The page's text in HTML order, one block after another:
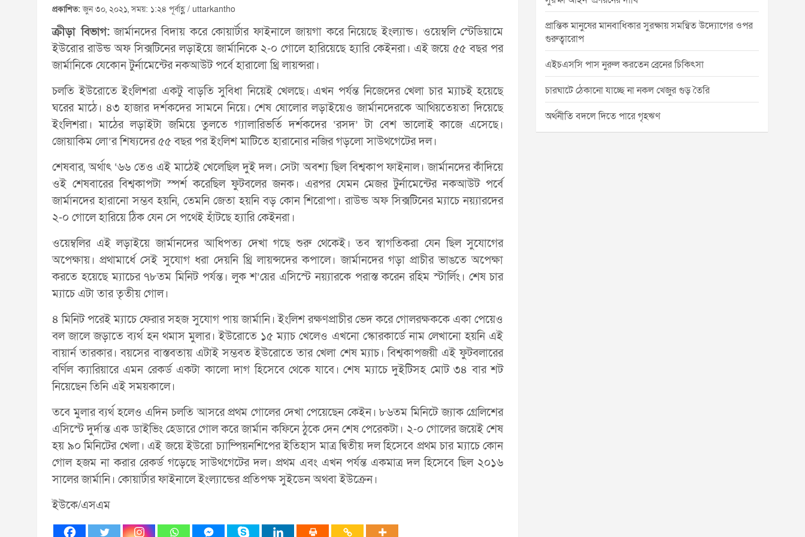
প্রকাশিত:জুন ৩০, ২০২১, সময়: ১:২৪ পূর্বাহ্ণ / uttarkantho
ক্রীড়া বিভাগ:জার্মানদের বিদায় করে কোয়ার্টার ফাইনালে জায়গা করে নিয়েছে ইংল্যান্ড। ওয়েম্বলি স্টেডিয়ামে
ইউরোর রাউন্ড অফ সিক্সটিনের লড়াইয়ে জার্মানিকে ২-০ গোলে হারিয়েছে হ্যারি কেইনরা। এই জয়ে ৫৫ বছর পর
জার্মানিকে যেকোন টুর্নামেন্টের নকআউট পর্বে হারালো থ্রি লায়ন্সরা।
চলতি ইউরোতে ইংলিশরা একটু বাড়তি সুবিধা নিয়েই খেলছে। এখন পর্যন্ত নিজেদের খেলা চার ম্যাচই হয়েছে
ঘরের মাঠে। ৪৩ হাজার দর্শকদের সামনে নিয়ে। শেষ ষোলোর লড়াইয়েও জার্মানদেরকে আথিয়তেয়তা দিয়েছে
ইংলিশরা। মাঠের লড়াইটা জমিয়ে তুলতে গ্যালারিভর্তি দর্শকদের ‘রসদ’ টা বেশ ভালোই কাজে এসেছে।
জোয়াকিম লো’র শিষ্যদের ৫৫ বছর পর ইংলিশ মাটিতে হারানোর নজির গড়লো সাউথগেটের দল।
শেষবার, অর্থাৎ ‘৬৬ তেও এই মাঠেই খেলেছিল দুই দল। সেটা অবশ্য ছিল বিশ্বকাপ ফাইনাল। জার্মানদের কাঁদিয়ে
ওই শেষবারের বিশ্বকাপটা স্পর্শ করেছিল ফুটবলের জনক। এরপর যেমন মেজর টুর্নামেন্টের নকআউট পর্বে
জার্মানদের হারানো সম্ভব হয়নি, তেমনি জেতা হয়নি বড় কোন শিরোপা। রাউন্ড অফ সিক্সটিনের ম্যাচে নয়্যারদের
২-০ গোলে হারিয়ে ঠিক যেন সে পথেই হাঁটছে হ্যারি কেইনরা।
ওয়েম্বলির এই লড়াইয়ে জার্মানদের আধিপত্য দেখা গছে শুরু থেকেই। তব স্বাগতিকরা যেন ছিল সুযোগের
অপেক্ষায়। প্রথামার্ধে সেই সুযোগ ধরা দেয়নি থ্রি লায়ন্সদের কপালে। জার্মানদের গড়া প্রাচীর ভাঙতে অপেক্ষা
করতে হয়েছে ম্যাচের ৭৮তম মিনিট পর্যন্ত। লুক শ’য়ের এসিস্টে নয়্যারকে পরাস্ত করেন রহিম স্টার্লিং। শেষ চার
ম্যাচে এটা তার তৃতীয় গোল।
৪ মিনিট পরেই ম্যাচে ফেরার সহজ সুযোগ পায় জার্মানি। ইংলিশ রক্ষণপ্রাচীর ভেদ করে গোলরক্ষককে একা পেয়েও
বল জালে জড়াতে ব্যর্থ হন থমাস মুলার। ইউরোতে ১৫ ম্যাচ খেলেও এখনো স্কোরকার্ডে নাম লেখানো হয়নি এই
বায়ার্ন তারকার। বয়সের বাস্তবতায় এটাই সম্ভবত ইউরোতে তার খেলা শেষ ম্যাচ। বিশ্বকাপজয়ী এই ফুটবলারের
বর্ণিল ক্যারিয়ারে এমন রেকর্ড একটা কালো দাগ হিসেবে থেকে যাবে। শেষ ম্যাচে দুইটিসহ মোট ৩৪ বার শট
নিয়েছেন তিনি এই সময়কালে।
তবে মুলার ব্যর্থ হলেও এদিন চলতি আসরে প্রথম গোলের দেখা পেয়েছেন কেইন। ৮৬তম মিনিটে জ্যাক গ্রেলিশের
এসিস্টে দুর্দান্ত এক ডাইভিং হেডারে গোল করে জার্মান কফিনে ঠুকে দেন শেষ পেরেকটা। ২-০ গোলের জয়েই শেষ
হয় ৯০ মিনিটের খেলা। এই জয়ে ইউরো চ্যাম্পিয়নশিপের ইতিহাস মাত্র দ্বিতীয় দল হিসেবে প্রথম চার ম্যাচে কোন
গোল হজম না করার রেকর্ড গড়েছে সাউথগেটের দল। প্রথম এবং এখন পর্যন্ত একমাত্র দল হিসেবে ছিল ২০১৬
সালের জার্মানি। কোয়ার্টার ফাইনালে ইংল্যান্ডের প্রতিপক্ষ সুইডেন অথবা ইউক্রেন।
ইউকে/এসএম
প্রান্তিক মানুষের মানবাধিকার সুরক্ষায় সমন্বিত উদ্যোগের ওপর
গুরুত্বারোপ
এইচএসসি পাস নুরুল করতেন ব্রেনের চিকিৎসা
চারঘাটে ঠেকানো যাচ্ছে না নকল খেজুর গুড় তৈরি
অর্থনীতি বদলে দিতে পারে গৃহঋণ